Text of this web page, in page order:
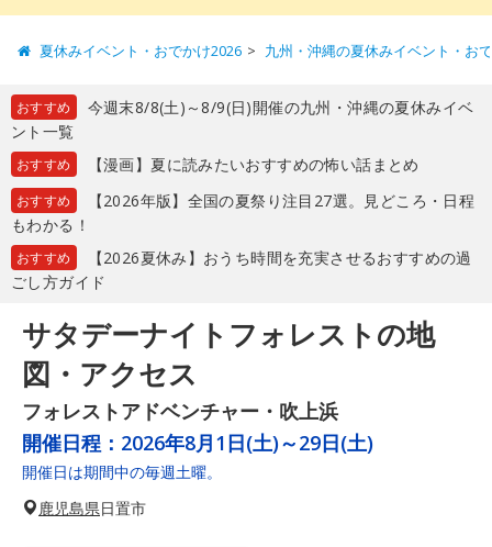
夏休みイベント・おでかけ2026 九州・沖縄の夏休みイベント・お
おすすめ
今週末8/8(土)～8/9(日)開催の九州・沖縄の夏休みイベ
ント一覧
おすすめ 【漫画】夏に読みたいおすすめの怖い話まとめ
おすすめ
【2026年版】全国の夏祭り注目27選。見どころ・日程
もわかる！
おすすめ
【2026夏休み】おうち時間を充実させるおすすめの過
ごし方ガイド
サタデーナイトフォレストの地
図・アクセス
フォレストアドベンチャー・吹上浜
開催日程： 2026年8月1日(土)～29日(土)
開催日は期間中の毎週土曜。
鹿児島県日置市